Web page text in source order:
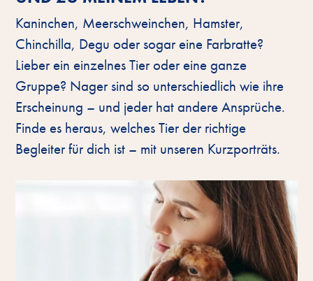
Kaninchen, Meerschweinchen, Hamster,
Chinchilla, Degu oder sogar eine Farbratte?
Lieber ein einzelnes Tier oder eine ganze
Gruppe? Nager sind so unterschiedlich wie ihre
Erscheinung – und jeder hat andere Ansprüche.
Finde es heraus, welches Tier der richtige
Begleiter für dich ist – mit unseren Kurzporträts.